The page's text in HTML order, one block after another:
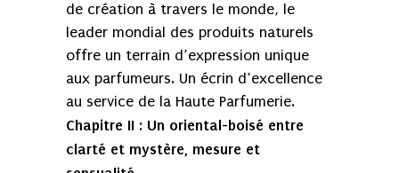
de création à travers le monde, le
leader mondial des produits naturels
offre un terrain d’expression unique
aux parfumeurs. Un écrin d’excellence
au service de la Haute Parfumerie.
Chapitre II : Un oriental-boisé entre
clarté et mystère, mesure et